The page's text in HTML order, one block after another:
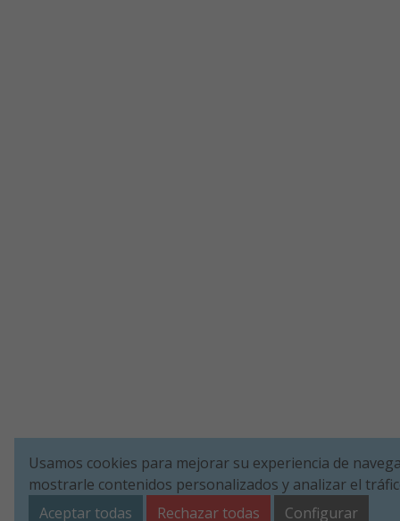
Usamos cookies para mejorar su experiencia de
mostrarle contenidos personalizados y analizar el
Aceptar todas
Rechazar todas Configurar